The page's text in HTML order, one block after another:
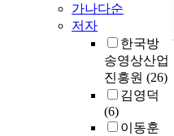
가나다순
저자
한국방
송영상산업
진흥원 (26)
김영덕
(6)
이동훈